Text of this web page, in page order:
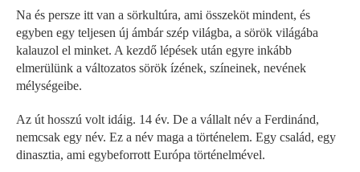
Na és persze itt van a sörkultúra, ami összeköt mindent, és
egyben egy teljesen új ámbár szép világba, a sörök világába
kalauzol el minket. A kezdő lépések után egyre inkább
elmerülünk a változatos sörök ízének, színeinek, nevének
mélységeibe.
Az út hosszú volt idáig. 14 év. De a vállalt név a Ferdinánd,
nemcsak egy név. Ez a név maga a történelem. Egy család, egy
dinasztia, ami egybeforrott Európa történelmével.